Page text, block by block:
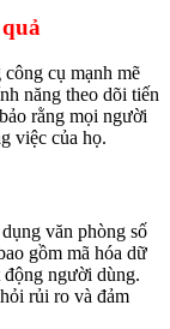
cụ mạnh mẽ
năng theo dõi tiến
rằng mọi người
việc của họ.
văn phòng số
gồm mã hóa dữ
động người dùng.
rủi ro và đảm